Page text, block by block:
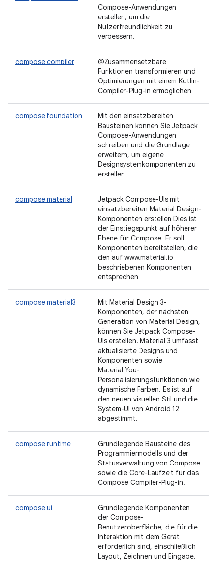
Compose-Anwendungen
erstellen, um die
Nutzerfreundlichkeit zu
verbessern.
compose.compiler
@Zusammensetzbare
Funktionen transformieren und
Optimierungen mit einem Kotlin-
Compiler-Plug-in ermöglichen
compose.foundation
Mit den einsatzbereiten
Bausteinen können Sie Jetpack
Compose-Anwendungen
schreiben und die Grundlage
erweitern, um eigene
Designsystemkomponenten zu
erstellen.
compose.material
Jetpack Compose-UIs mit
einsatzbereiten Material Design-
Komponenten erstellen Dies ist
der Einstiegspunkt auf höherer
Ebene für Compose. Er soll
Komponenten bereitstellen, die
den auf www.material.io
beschriebenen Komponenten
entsprechen.
compose.material3
Mit Material Design 3-
Komponenten, der nächsten
Generation von Material Design,
können Sie Jetpack Compose-
UIs erstellen. Material 3 umfasst
aktualisierte Designs und
Komponenten sowie
Material You-
Personalisierungsfunktionen wie
dynamische Farben. Es ist auf
den neuen visuellen Stil und die
System-UI von Android 12
abgestimmt.
compose.runtime
Grundlegende Bausteine des
Programmiermodells und der
Statusverwaltung von Compose
sowie die Core-Laufzeit für das
Compose Compiler-Plug-in.
compose.ui
Grundlegende Komponenten
der Compose-
Benutzeroberfläche, die für die
Interaktion mit dem Gerät
erforderlich sind, einschließlich
Layout, Zeichnen und Eingabe.